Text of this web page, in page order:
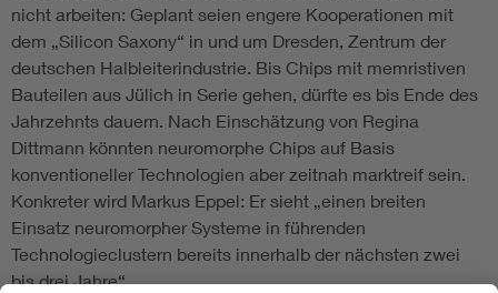
nicht arbeiten: Geplant seien engere Kooperationen mit
dem „Silicon Saxony“ in und um Dresden, Zentrum der
deutschen Halbleiterindustrie. Bis Chips mit memristiven
Bauteilen aus Jülich in Serie gehen, dürfte es bis Ende des
Jahrzehnts dauern. Nach Einschätzung von Regina
Dittmann könnten neuromorphe Chips auf Basis
konventioneller Technologien aber zeitnah marktreif sein.
Konkreter wird Markus Eppel: Er sieht „einen breiten
Einsatz neuromorpher Systeme in führenden
Technologieclustern bereits innerhalb der nächsten zwei
bis drei Jahre“.